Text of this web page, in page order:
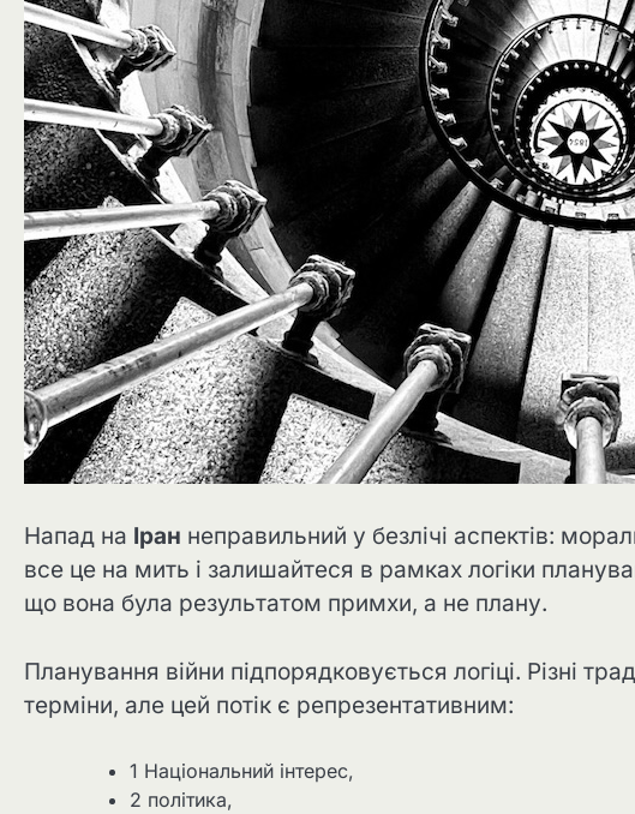
Напад на Іран неправильний у безлічі аспектів:
все це на мить і залишайтеся в рамках логіки
що вона була результатом примхи, а не плану.
Планування війни підпорядковується логіці. Різні
терміни, але цей потік є репрезентативним:
1 Національний інтерес,
2 політика,